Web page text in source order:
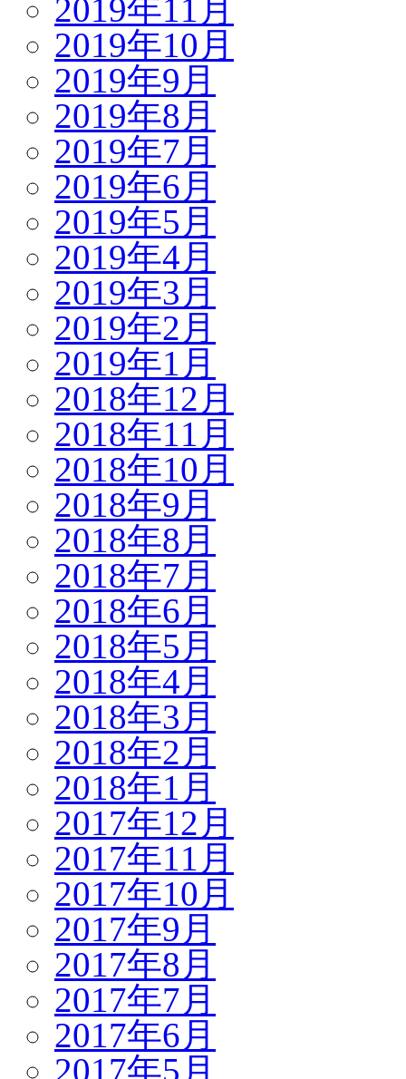
2019年11月
2019年10月
2019年9月
2019年8月
2019年7月
2019年6月
2019年5月
2019年4月
2019年3月
2019年2月
2019年1月
2018年12月
2018年11月
2018年10月
2018年9月
2018年8月
2018年7月
2018年6月
2018年5月
2018年4月
2018年3月
2018年2月
2018年1月
2017年12月
2017年11月
2017年10月
2017年9月
2017年8月
2017年7月
2017年6月
2017年5月